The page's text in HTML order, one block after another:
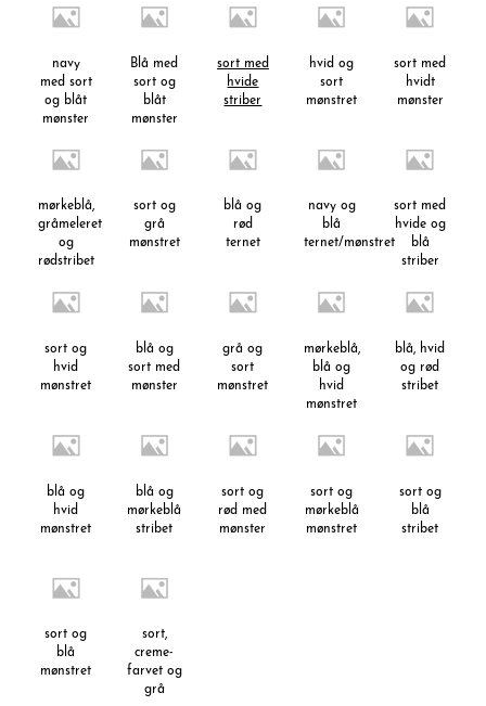
navy
med sort
og blåt
mønster
Blå med
sort og
blåt
mønster
sort med
hvide
striber
hvid og
sort
mønstret
sort med
hvidt
mønster
mørkeblå,
gråmeleret
og
rødstribet
sort og
grå
mønstret
blå og
rød
ternet
navy og
blå
ternet/mønstret
sort med
hvide og
blå
striber
sort og
hvid
mønstret
blå og
sort med
mønster
grå og
sort
mønstret
mørkeblå,
blå og
hvid
mønstret
blå, hvid
og rød
stribet
blå og
hvid
mønstret
blå og
mørkeblå
stribet
sort og
rød med
mønster
sort og
mørkeblå
mønstret
sort og
blå
stribet
sort og
blå
mønstret
sort,
creme-
farvet og
grå